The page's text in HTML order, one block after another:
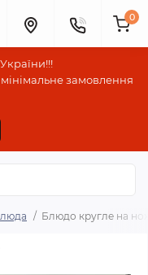
замовлення
0
Блюдо кругле на